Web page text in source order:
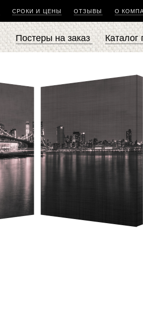
СРОКИ И ЦЕНЫ ОТЗЫВЫ О
Постеры на заказ Каталог